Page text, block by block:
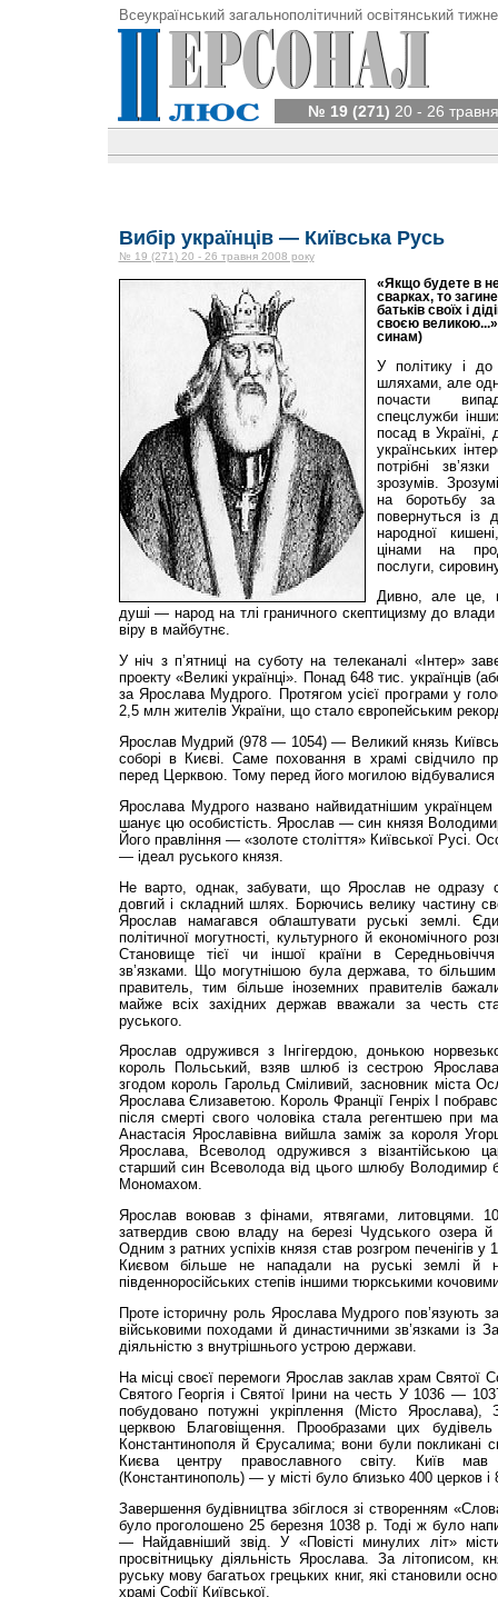
Всеукраїнський загальнополітичний освітянський
№ 19 (271) 20 - 26
Вибір українців — Київська Русь
№ 19 (271) 20 - 26 травня 2008 року
«Якщо будете в
сварках, то
батьків своїх і
своєю
синам)
У політику і до
шляхами, але
почасти
спецслужби
посад в Україні,
українських
потрібні
зрозумів.
на боротьбу
повернуться із
народної
цінами на
послуги,
Дивно, але це,
душі — народ на тлі граничного скептицизму до влади
віру в майбутнє.
У ніч з п’ятниці на суботу на телеканалі «Інтер»
проекту «Великі українці». Понад 648 тис. українців
за Ярослава Мудрого. Протягом усієї програми у
2,5 млн жителів України, що стало європейським
Ярослав Мудрий (978 — 1054) — Великий князь
соборі в Києві. Саме поховання в храмі свідчило
перед Церквою. Тому перед його могилою відбувалися
Ярослава Мудрого названо найвидатнішим українцем
шанує цю особистість. Ярослав — син князя
Його правління — «золоте століття» Київської Русі.
— ідеал руського князя.
Не варто, однак, забувати, що Ярослав не одразу
довгий і складний шлях. Борючись велику частину
Ярослав намагався облаштувати руські землі.
політичної могутності, культурного й економічного
Становище тієї чи іншої країни в
зв’язками. Що могутнішою була держава, то більшим
правитель, тим більше іноземних правителів
майже всіх західних держав вважали за честь
руського.
Ярослав одружився з Інгігердою, донькою
король Польський, взяв шлюб із сестрою
згодом король Гарольд Сміливий, засновник міста
Ярослава Єлизаветою. Король Франції Генріх I
після смерті свого чоловіка стала регентшею при
Анастасія Ярославівна вийшла заміж за короля
Ярослава, Всеволод одружився з візантійською
старший син Всеволода від цього шлюбу Володимир
Мономахом.
Ярослав воював з фінами, ятвягами, литовцями.
затвердив свою владу на березі Чудського озера
Одним з ратних успіхів князя став розгром печенігів у
Києвом більше не нападали на руські землі й
південноросійських степів іншими тюркськими
Проте історичну роль Ярослава Мудрого пов’язують
військовими походами й династичними зв’язками із
діяльністю з внутрішнього устрою держави.
На місці своєї перемоги Ярослав заклав храм Святої
Святого Георгія і Святої Ірини на честь У 1036 —
побудовано потужні укріплення (Місто Ярослава),
церквою Благовіщення. Прообразами цих будівель
Константинополя й Єрусалима; вони були покликані
Києва центру православного світу. Київ
(Константинополь) — у місті було близько 400 церков і
Завершення будівництва збіглося зі створенням
було проголошено 25 березня 1038 р. Тоді ж було
— Найдавніший звід. У «Повісті минулих літ»
просвітницьку діяльність Ярослава. За літописом,
руську мову багатьох грецьких книг, які становили
храмі Софії Київської.